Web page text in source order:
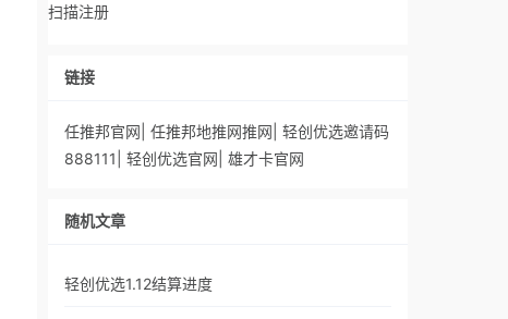
扫描注册
链接
任推邦官网 任推邦地推网推网 轻创优选邀请码
888111
轻创优选官网 雄才卡官网
随机文章
轻创优选1.12结算进度